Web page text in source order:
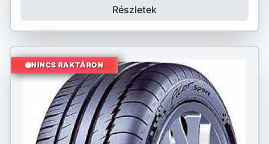
Részletek
NINCS RAKTÁRON